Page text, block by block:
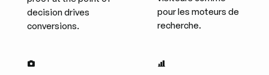
decision drives
conversions.
pour les moteurs de
recherche.